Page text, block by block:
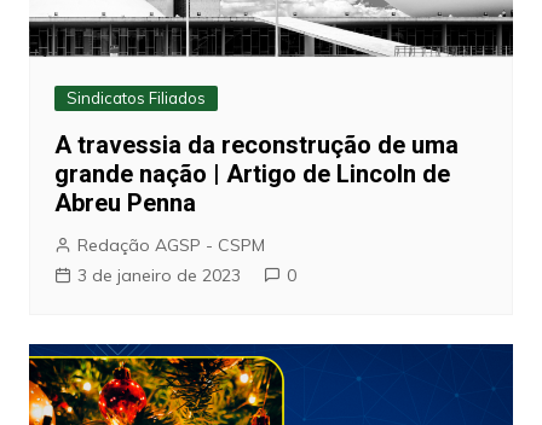
Sindicatos Filiados
A travessia da reconstrução de uma
grande nação | Artigo de Lincoln de
Abreu Penna
Redação AGSP - CSPM
3 de janeiro de 2023
0